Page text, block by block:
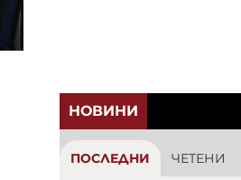
НОВИНИ
ПОСЛЕДНИ ЧЕТЕНИ